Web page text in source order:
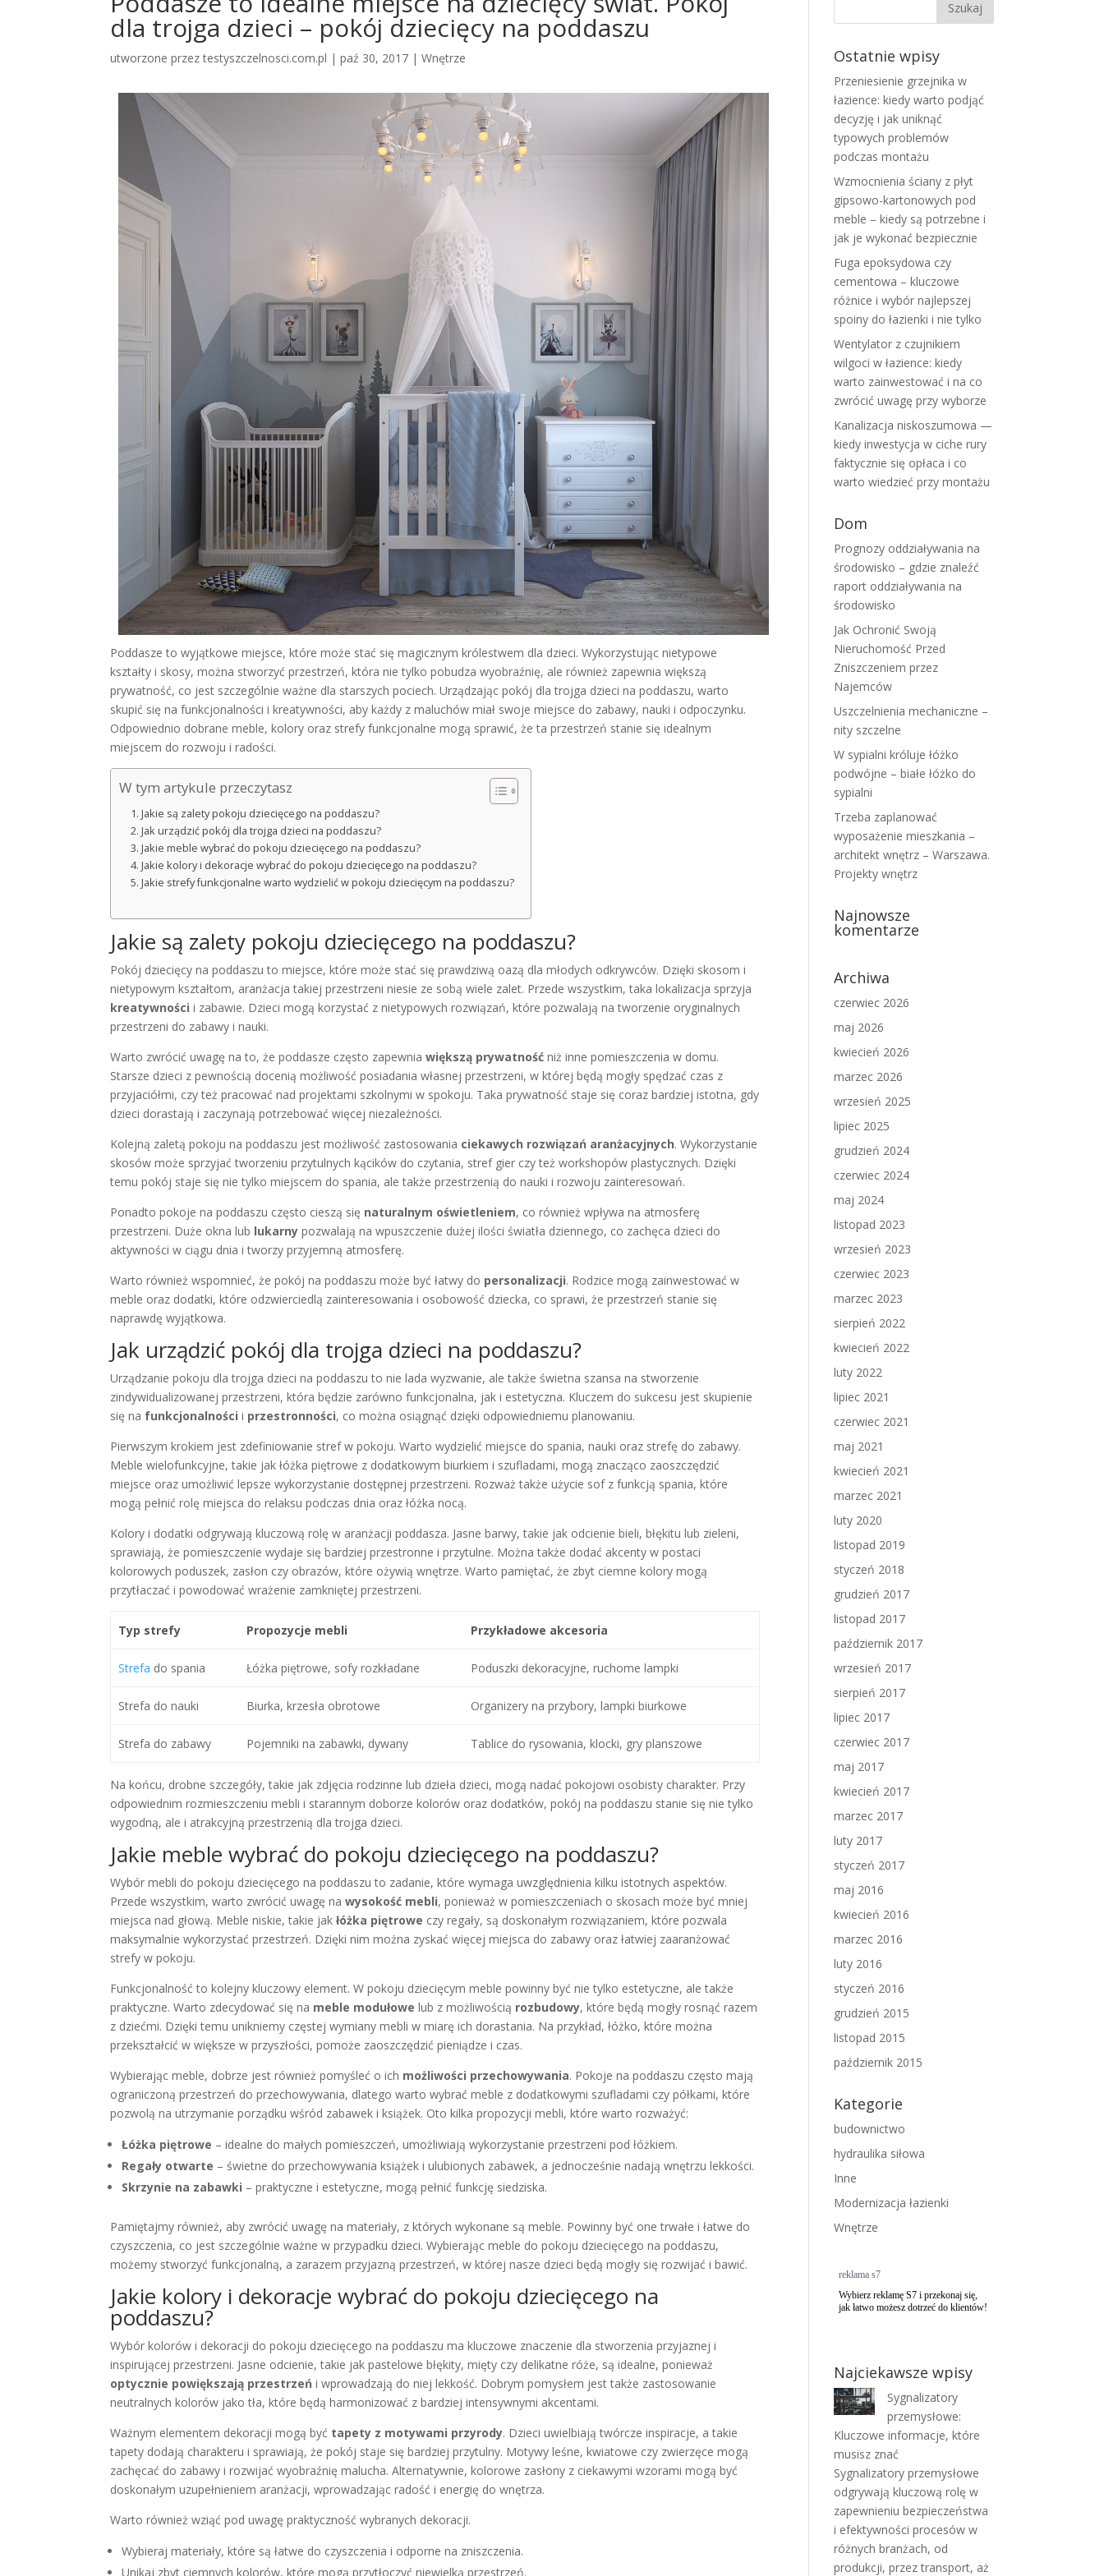
dla trojga dzieci – pokój dziecięcy na poddaszu
utworzone przeztestyszczelnosci.com.pl |paź 30, 2017 |Wnętrze
Poddasze to wyjątkowe miejsce, które może stać się magicznym królestwem dla dzieci. Wykorzystując nietypowe
kształty i skosy, można stworzyć przestrzeń, która nie tylko pobudza wyobraźnię, ale również zapewnia większą
prywatność, co jest szczególnie ważne dla starszych pociech. Urządzając pokój dla trojga dzieci na poddaszu, warto
skupić się na funkcjonalności i kreatywności, aby każdy z maluchów miał swoje miejsce do zabawy, nauki i odpoczynku.
Odpowiednio dobrane meble, kolory oraz strefy funkcjonalne mogą sprawić, że ta przestrzeń stanie się idealnym
miejscem do rozwoju i radości.
W tym artykule przeczytasz
Jakie są zalety pokoju dziecięcego na poddaszu?
Jak urządzić pokój dla trojga dzieci na poddaszu?
Jakie meble wybrać do pokoju dziecięcego na poddaszu?
Jakie kolory i dekoracje wybrać do pokoju dziecięcego na poddaszu?
Jakie strefy funkcjonalne warto wydzielić w pokoju dziecięcym na poddaszu?
Jakie są zalety pokoju dziecięcego na poddaszu?
Pokój dziecięcy na poddaszu to miejsce, które może stać się prawdziwą oazą dla młodych odkrywców. Dzięki skosom i
nietypowym kształtom, aranżacja takiej przestrzeni niesie ze sobą wiele zalet. Przede wszystkim, taka lokalizacja sprzyja
kreatywności i zabawie. Dzieci mogą korzystać z nietypowych rozwiązań, które pozwalają na tworzenie oryginalnych
przestrzeni do zabawy i nauki.
Warto zwrócić uwagę na to, że poddasze często zapewniawiększą prywatność niż inne pomieszczenia w domu.
Starsze dzieci z pewnością docenią możliwość posiadania własnej przestrzeni, w której będą mogły spędzać czas z
przyjaciółmi, czy też pracować nad projektami szkolnymi w spokoju. Taka prywatność staje się coraz bardziej istotna, gdy
dzieci dorastają i zaczynają potrzebować więcej niezależności.
Kolejną zaletą pokoju na poddaszu jest możliwość zastosowania ciekawych rozwiązań aranżacyjnych. Wykorzystanie
skosów może sprzyjać tworzeniu przytulnych kącików do czytania, stref gier czy też workshopów plastycznych. Dzięki
temu pokój staje się nie tylko miejscem do spania, ale także przestrzenią do nauki i rozwoju zainteresowań.
Ponadto pokoje na poddaszu często cieszą się naturalnym oświetleniem, co również wpływa na atmosferę
przestrzeni. Duże okna lub lukarny pozwalają na wpuszczenie dużej ilości światła dziennego, co zachęca dzieci do
aktywności w ciągu dnia i tworzy przyjemną atmosferę.
Warto również wspomnieć, że pokój na poddaszu może być łatwy do personalizacji. Rodzice mogą zainwestować w
meble oraz dodatki, które odzwierciedlą zainteresowania i osobowość dziecka, co sprawi, że przestrzeń stanie się
naprawdę wyjątkowa.
Jak urządzić pokój dla trojga dzieci na poddaszu?
Urządzanie pokoju dla trojga dzieci na poddaszu to nie lada wyzwanie, ale także świetna szansa na stworzenie
zindywidualizowanej przestrzeni, która będzie zarówno funkcjonalna, jak i estetyczna. Kluczem do sukcesu jest skupienie
się na funkcjonalności i przestronności, co można osiągnąć dzięki odpowiedniemu planowaniu.
Pierwszym krokiem jest zdefiniowanie stref w pokoju. Warto wydzielić miejsce do spania, nauki oraz strefę do zabawy.
Meble wielofunkcyjne, takie jak łóżka piętrowe z dodatkowym biurkiem i szufladami, mogą znacząco zaoszczędzić
miejsce oraz umożliwić lepsze wykorzystanie dostępnej przestrzeni. Rozważ także użycie sof z funkcją spania, które
mogą pełnić rolę miejsca do relaksu podczas dnia oraz łóżka nocą.
Kolory i dodatki odgrywają kluczową rolę w aranżacji poddasza. Jasne barwy, takie jak odcienie bieli, błękitu lub zieleni,
sprawiają, że pomieszczenie wydaje się bardziej przestronne i przytulne. Można także dodać akcenty w postaci
kolorowych poduszek, zasłon czy obrazów, które ożywią wnętrze. Warto pamiętać, że zbyt ciemne kolory mogą
przytłaczać i powodować wrażenie zamkniętej przestrzeni.
Typ strefy Propozycje mebli Przykładowe akcesoria
Strefa do spania Łóżka piętrowe, sofy rozkładane Poduszki dekoracyjne, ruchome lampki
Strefa do nauki Biurka, krzesła obrotowe Organizery na przybory, lampki biurkowe
Strefa do zabawy Pojemniki na zabawki, dywany Tablice do rysowania, klocki, gry planszowe
Na końcu, drobne szczegóły, takie jak zdjęcia rodzinne lub dzieła dzieci, mogą nadać pokojowi osobisty charakter. Przy
odpowiednim rozmieszczeniu mebli i starannym doborze kolorów oraz dodatków, pokój na poddaszu stanie się nie tylko
wygodną, ale i atrakcyjną przestrzenią dla trojga dzieci.
Jakie meble wybrać do pokoju dziecięcego na poddaszu?
Wybór mebli do pokoju dziecięcego na poddaszu to zadanie, które wymaga uwzględnienia kilku istotnych aspektów.
Przede wszystkim, warto zwrócić uwagę nawysokość mebli, ponieważ w pomieszczeniach o skosach może być mniej
miejsca nad głową. Meble niskie, takie jakłóżka piętrowe czy regały, są doskonałym rozwiązaniem, które pozwala
maksymalnie wykorzystać przestrzeń. Dzięki nim można zyskać więcej miejsca do zabawy oraz łatwiej zaaranżować
strefy w pokoju.
Funkcjonalność to kolejny kluczowy element. W pokoju dziecięcym meble powinny być nie tylko estetyczne, ale także
praktyczne. Warto zdecydować się na meble modułowe lub z możliwością rozbudowy, które będą mogły rosnąć razem
z dziećmi. Dzięki temu unikniemy częstej wymiany mebli w miarę ich dorastania. Na przykład, łóżko, które można
przekształcić w większe w przyszłości, pomoże zaoszczędzić pieniądze i czas.
Wybierając meble, dobrze jest również pomyśleć o ich możliwości przechowywania. Pokoje na poddaszu często mają
ograniczoną przestrzeń do przechowywania, dlatego warto wybrać meble z dodatkowymi szufladami czy półkami, które
pozwolą na utrzymanie porządku wśród zabawek i książek. Oto kilka propozycji mebli, które warto rozważyć:
Łóżka piętrowe – idealne do małych pomieszczeń, umożliwiają wykorzystanie przestrzeni pod łóżkiem.
Regały otwarte – świetne do przechowywania książek i ulubionych zabawek, a jednocześnie nadają wnętrzu lekkości.
Skrzynie na zabawki – praktyczne i estetyczne, mogą pełnić funkcję siedziska.
Pamiętajmy również, aby zwrócić uwagę na materiały, z których wykonane są meble. Powinny być one trwałe i łatwe do
czyszczenia, co jest szczególnie ważne w przypadku dzieci. Wybierając meble do pokoju dziecięcego na poddaszu,
możemy stworzyć funkcjonalną, a zarazem przyjazną przestrzeń, w której nasze dzieci będą mogły się rozwijać i bawić.
Jakie kolory i dekoracje wybrać do pokoju dziecięcego na
poddaszu?
Wybór kolorów i dekoracji do pokoju dziecięcego na poddaszu ma kluczowe znaczenie dla stworzenia przyjaznej i
inspirującej przestrzeni. Jasne odcienie, takie jak pastelowe błękity, mięty czy delikatne róże, są idealne, ponieważ
optycznie powiększają przestrzeń i wprowadzają do niej lekkość. Dobrym pomysłem jest także zastosowanie
neutralnych kolorów jako tła, które będą harmonizować z bardziej intensywnymi akcentami.
Ważnym elementem dekoracji mogą być tapety z motywami przyrody. Dzieci uwielbiają twórcze inspiracje, a takie
tapety dodają charakteru i sprawiają, że pokój staje się bardziej przytulny. Motywy leśne, kwiatowe czy zwierzęce mogą
zachęcać do zabawy i rozwijać wyobraźnię malucha. Alternatywnie, kolorowe zasłony z ciekawymi wzorami mogą być
doskonałym uzupełnieniem aranżacji, wprowadzając radość i energię do wnętrza.
Warto również wziąć pod uwagę praktyczność wybranych dekoracji.
Wybieraj materiały, które są łatwe do czyszczenia i odporne na zniszczenia.
Unikaj zbyt ciemnych kolorów, które mogą przytłoczyć niewielką przestrzeń.
Ostatnie wpisy
Przeniesienie grzejnika w
łazience: kiedy warto podjąć
decyzję i jak uniknąć
typowych problemów
podczas montażu
Wzmocnienia ściany z płyt
gipsowo-kartonowych pod
meble – kiedy są potrzebne i
jak je wykonać bezpiecznie
Fuga epoksydowa czy
cementowa – kluczowe
różnice i wybór najlepszej
spoiny do łazienki i nie tylko
Wentylator z czujnikiem
wilgoci w łazience: kiedy
warto zainwestować i na co
zwrócić uwagę przy wyborze
Kanalizacja niskoszumowa —
kiedy inwestycja w ciche rury
faktycznie się opłaca i co
warto wiedzieć przy montażu
Dom
Prognozy oddziaływania na
środowisko – gdzie znaleźć
raport oddziaływania na
środowisko
Jak Ochronić Swoją
Nieruchomość Przed
Zniszczeniem przez
Najemców
Uszczelnienia mechaniczne –
nity szczelne
W sypialni króluje łóżko
podwójne – białe łóżko do
sypialni
Trzeba zaplanować
wyposażenie mieszkania –
architekt wnętrz – Warszawa.
Projekty wnętrz
Najnowsze
komentarze
Archiwa
czerwiec 2026
maj 2026
kwiecień 2026
marzec 2026
wrzesień 2025
lipiec 2025
grudzień 2024
czerwiec 2024
maj 2024
listopad 2023
wrzesień 2023
czerwiec 2023
marzec 2023
sierpień 2022
kwiecień 2022
luty 2022
lipiec 2021
czerwiec 2021
maj 2021
kwiecień 2021
marzec 2021
luty 2020
listopad 2019
styczeń 2018
grudzień 2017
listopad 2017
październik 2017
wrzesień 2017
sierpień 2017
lipiec 2017
czerwiec 2017
maj 2017
kwiecień 2017
marzec 2017
luty 2017
styczeń 2017
maj 2016
kwiecień 2016
marzec 2016
luty 2016
styczeń 2016
grudzień 2015
listopad 2015
październik 2015
Kategorie
budownictwo
hydraulika siłowa
Inne
Modernizacja łazienki
Wnętrze
reklama s7
Wybierz reklamę S7 i przekonaj się,
jak łatwo możesz dotrzeć do klientów!
Najciekawsze wpisy
Sygnalizatory
przemysłowe:
Kluczowe informacje, które
musisz znać
Sygnalizatory przemysłowe
odgrywają kluczową rolę w
zapewnieniu bezpieczeństwa
i efektywności procesów w
różnych branżach, od
produkcji, przez transport, aż